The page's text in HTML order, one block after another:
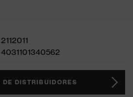
2112011
4031101340562
DE DISTRIBUIDORES